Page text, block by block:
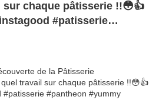
#patisserie
Dégardin